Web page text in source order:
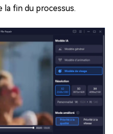
la fin du processus.